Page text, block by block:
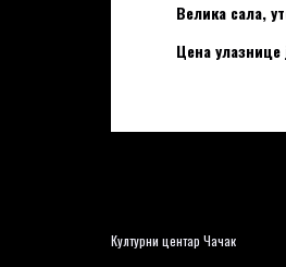
Велика сала,
Цена улазнице
Културни центар Чачак